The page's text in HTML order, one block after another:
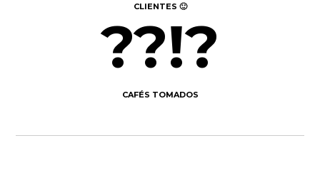
CLIENTES 🙂
??!?
CAFÉS TOMADOS